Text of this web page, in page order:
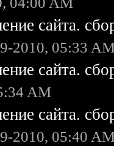
сайта.
2010, 05:33
сайта.
AM
сайта.
2010, 05:40